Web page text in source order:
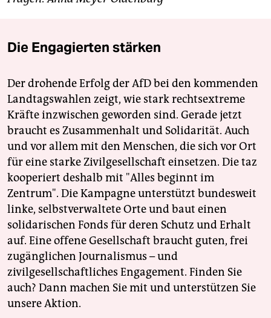
Die Engagierten stärken
Der drohende Erfolg der AfD bei den kommenden
Landtagswahlen zeigt, wie stark rechtsextreme
Kräfte inzwischen geworden sind. Gerade jetzt
braucht es Zusammenhalt und Solidarität. Auch
und vor allem mit den Menschen, die sich vor Ort
für eine starke Zivilgesellschaft einsetzen. Die taz
kooperiert deshalb mit "Alles beginnt im
Zentrum". Die Kampagne unterstützt bundesweit
linke, selbstverwaltete Orte und baut einen
solidarischen Fonds für deren Schutz und Erhalt
auf. Eine offene Gesellschaft braucht guten, frei
zugänglichen Journalismus – und
zivilgesellschaftliches Engagement. Finden Sie
auch? Dann machen Sie mit und unterstützen Sie
unsere Aktion.